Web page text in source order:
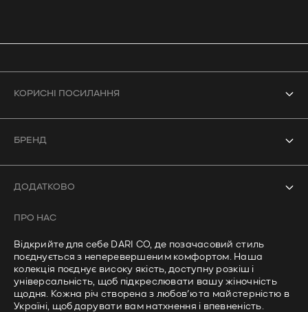
ПРО НАС
Відкрийте для себе DARI CO, де позачасовий стиль
поєднується з неперевершеним комфортом. Наша
колекція поєднує високу якість, доступну розкіш і
універсальність, щоб підкреслювати вашу жіночність
щодня. Кожна річ створена з любов’ю та майстерністю в
Україні, щоб дарувати вам натхнення і впевненість.
КОРИСНІ ПОСИЛАННЯ
Купальники
Лонгсліви
Штани
БРЕНД
ДОДАТКОВО
Політика доставки
Політика приватності
Умови використання